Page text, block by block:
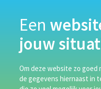
Een
jouw
Om deze website zo goed
de gegevens hiernaast in